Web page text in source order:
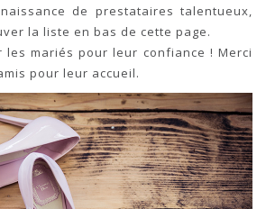
de prestataires talentueux,
la liste en bas de cette page.
les mariés pour leur confiance ! Merci
pour leur accueil.